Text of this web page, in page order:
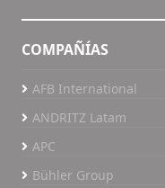
era extraer su
para mascotas se
utiliza una
Ahorro de costes RiceBran Technologies calculó
los hipotéticos
COMPAÑÍAS
AFB International
ANDRITZ Latam
APC
Bühler Group